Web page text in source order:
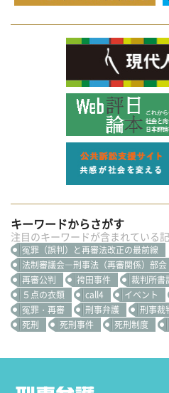
キーワードからさがす
注目のキーワードが含まれている
冤罪（誤判）と再審法改正の最前線
法制審議会―刑事法（再審関係）部会
再審公判
袴田事件
裁判所書
５点の衣類
call4 イベント
冤罪・再審
刑事弁護 刑事裁
死刑
死刑事件 死刑制度